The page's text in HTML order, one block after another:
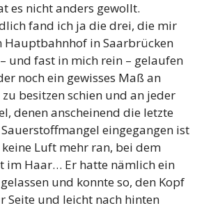
es nicht anders gewollt.
fand ich ja die drei, die mir
Hauptbahnhof in Saarbrücken
und fast in mich rein – gelaufen
noch ein gewisses Maß an
besitzen schien und an jeder
denen anscheinend die letzte
eingegangen ist
Luft mehr ran, bei dem
im Haar… Er hatte nämlich ein
und konnte so, den Kopf
Seite und leicht nach hinten